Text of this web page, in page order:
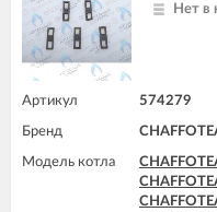
Нет в
Артикул 574279
Бренд
Модель котла